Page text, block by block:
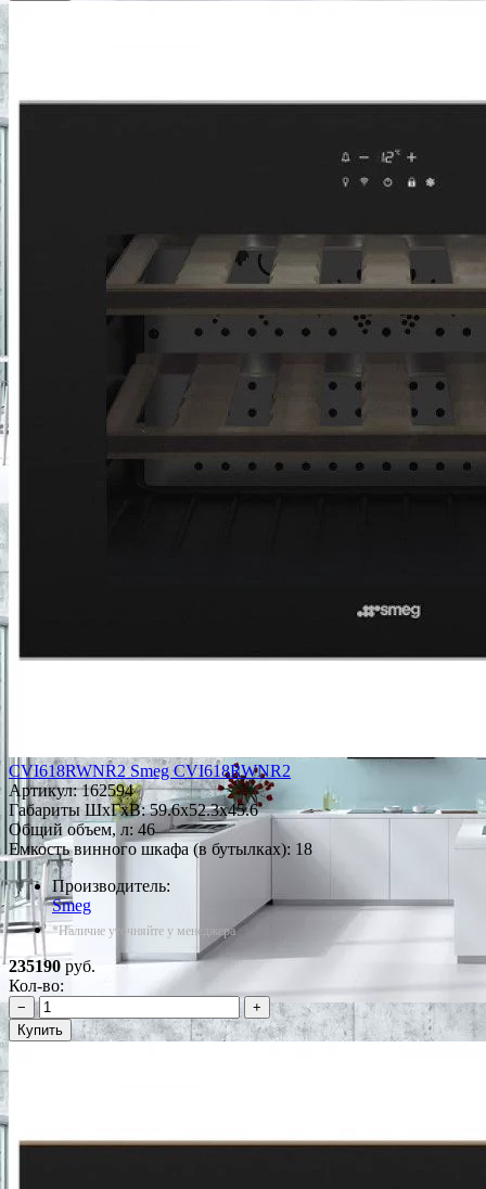
CVI618RWNR2 Smeg CVI618RWNR2
Артикул:162594
Габариты ШxГxВ: 59.6x52.3x45.6
Общий объем, л: 46
Емкость винного шкафа (в бутылках): 18
Производитель:
Smeg
*Наличие уточняйте у менеджера
235190 руб.
Кол-во:
−
+
Купить